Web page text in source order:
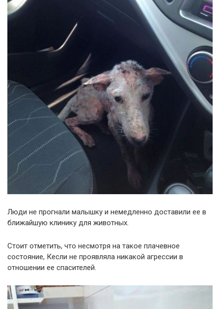
Люди не прогнали малышку и немедленно доставили ее в
ближайшую клинику для животных.
Стоит отметить, что несмотря на такое плачевное
состояние, Кесли не проявляла никакой агрессии в
отношении ее спасителей.